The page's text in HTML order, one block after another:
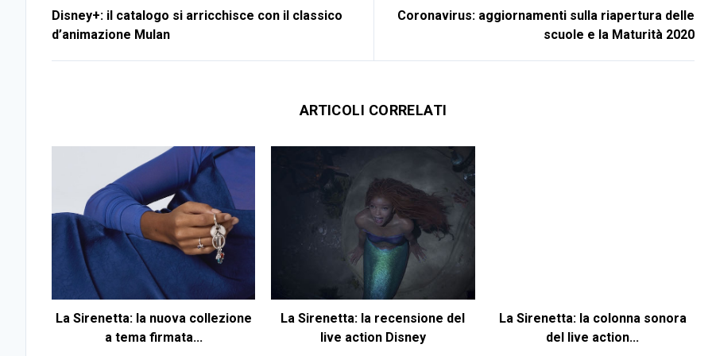
Disney+: il catalogo si arricchisce con il classico
d’animazione Mulan
Coronavirus: aggiornamenti sulla riapertura delle
scuole e la Maturità 2020
ARTICOLI CORRELATI
La Sirenetta: la nuova collezione
a tema firmata...
La Sirenetta: la recensione del
live action Disney
La Sirenetta: la colonna sonora
del live action...